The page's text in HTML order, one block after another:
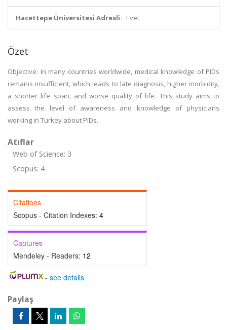
Hacettepe Üniversitesi Adresli: Evet
Özet
Objective: In many countries worldwide, medical knowledge of PIDs
remains insufficient, which leads to late diagnosis, higher morbidity,
a shorter life span, and worse quality of life. This study aims to
assess the level of awareness and knowledge of physicians
working in Turkey about PIDs.
Atıflar
Web of Science: 3
Scopus: 4
Citations
Scopus - Citation Indexes: 4
Captures
Mendeley - Readers: 12
- see details
Paylaş